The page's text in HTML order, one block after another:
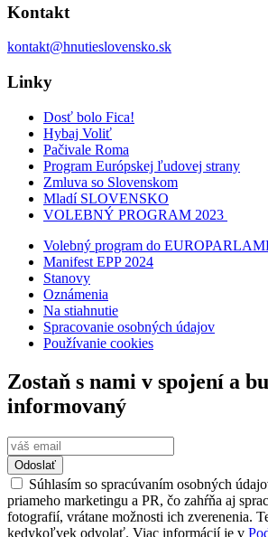
Kontakt
kontakt@hnutieslovensko.sk
Linky
Dosť bolo Fica!
Hybaj Voliť
Pačivale Roma
Program Európskej ľudovej strany
Zmluva so Slovenskom
Mladí SLOVENSKO
VOLEBNÝ PROGRAM 2023
Volebný program do
Manifest EPP 2024
Stanovy
Oznámenia
Na stiahnutie
Spracovanie osobných údajov
Používanie cookies
Zostaň s nami v spojení a
informovaný
Odoslať
Súhlasím so spracúvaním osobných
priameho marketingu a PR, čo zahŕňa aj
fotografií, vrátane možnosti ich zverenenia.
kedykoľvek odvolať. Viac informácií je v